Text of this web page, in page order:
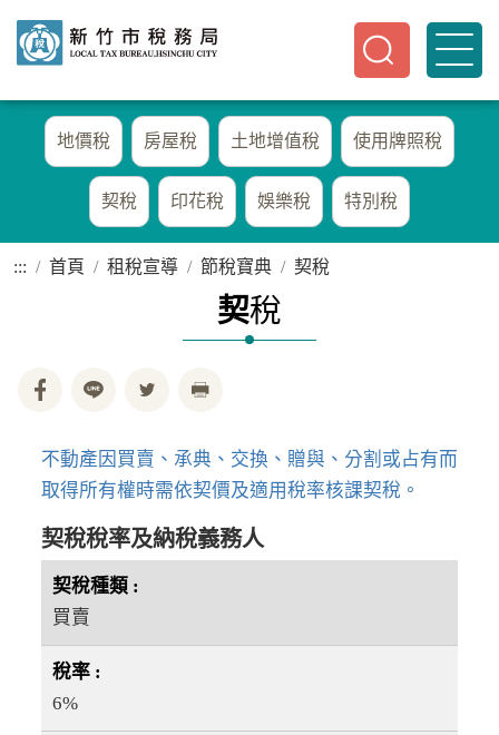
地價稅 房屋稅 土地增值稅 使用牌照稅
契稅 印花稅 娛樂稅 特別稅
::: 首頁 租稅宣導 節稅寶典 契稅
契稅
不動產因買賣、承典、交換、贈與、分割或占有而
取得所有權時需依契價及適用稅率核課契稅。
契稅稅率及納稅義務人
買賣
6%